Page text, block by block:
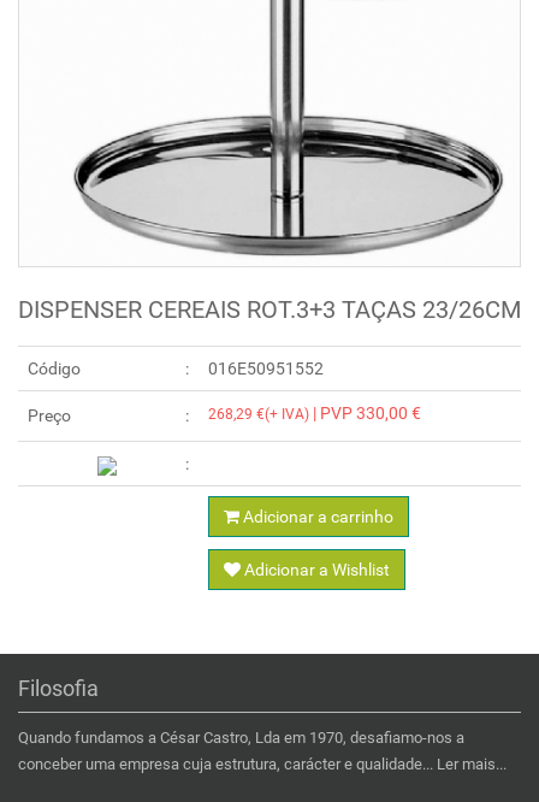
DISPENSER CEREAIS ROT.3+3 TAÇAS 23/26CM
Código 016E50951552
Preço 268,29 €(+ IVA) | PVP 330,00 €
Adicionar a carrinho
Adicionar a Wishlist
Filosofia
Quando fundamos a César Castro, Lda em 1970, desafiamo-nos a
conceber uma empresa cuja estrutura, carácter e qualidade... Ler mais...